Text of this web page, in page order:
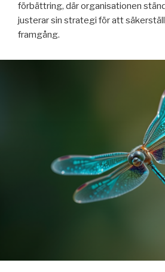
förbättring, där organisationen
justerar sin strategi för att
framgång.